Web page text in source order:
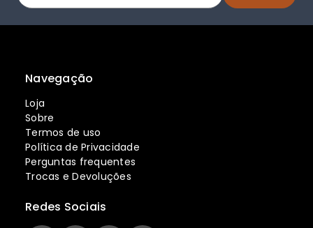
Navegação
Loja
Sobre
Termos de uso
Política de Privacidade
Perguntas frequentes
Trocas e Devoluções
Redes Sociais